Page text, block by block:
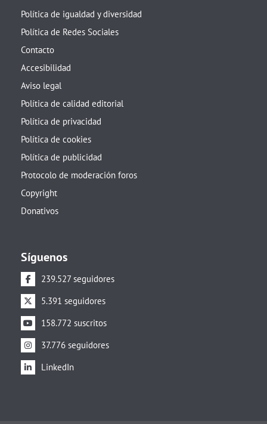
Política de igualdad y diversidad
Política de Redes Sociales
Contacto
Accesibilidad
Aviso legal
Política de calidad editorial
Política de privacidad
Política de cookies
Política de publicidad
Protocolo de moderación foros
Copyright
Donativos
Síguenos
239.527 seguidores
5.391 seguidores
158.772 suscritos
37.776 seguidores
LinkedIn